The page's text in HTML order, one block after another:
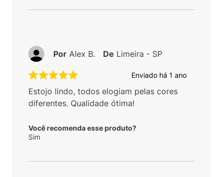
Enviado há 1 ano
Estojo lindo, todos elogiam pelas cores
diferentes. Qualidade ótima!
Você recomenda esse produto?
Sim
Por Alex B. De Limeira - SP